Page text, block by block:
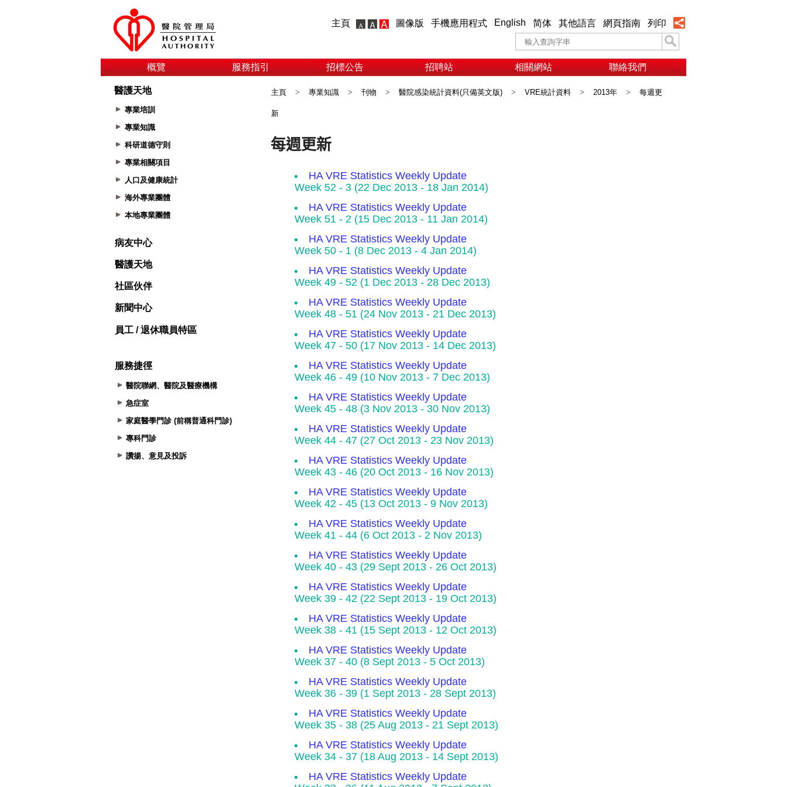
主頁 圖像版 手機應用程式 English 简体 其他語言 網頁指南 列印
概覽 服務指引 招標公告 招聘站 相關網站 聯絡我們
醫護天地
專業培訓
專業知識
科研道德守則
專業相關項目
人口及健康統計
海外專業團體
本地專業團體
病友中心
醫護天地
社區伙伴
新聞中心
員工 / 退休職員特區
服務捷徑
醫院聯網、醫院及醫療機構
急症室
家庭醫學門診 (前稱普通科門診)
專科門診
讚揚、意見及投訴
主頁 > 專業知識 > 刊物 > 醫院感染統計資料(只備英文版) > VRE統計資料 > 2013年 > 每週更
新